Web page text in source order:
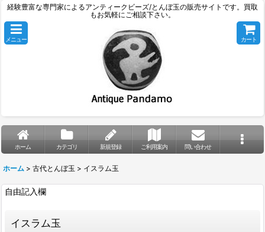
経験豊富な専門家によるアンティークビーズ/とんぼ玉の販売サイトです。買取
もお気軽にご相談下さい。
メニュー カート
ホーム カテゴリ 新規登録 ご利用案内 問い合わせ
ホーム > 古代とんぼ玉 > イスラム玉
自由記入欄
イスラム玉